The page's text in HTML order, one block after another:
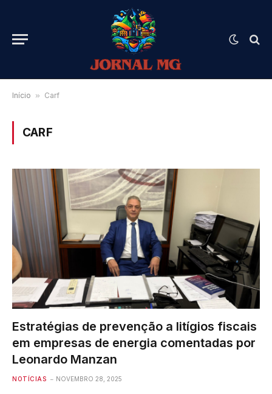
Início » Carf
CARF
Estratégias de prevenção a litígios fiscais
em empresas de energia comentadas por
Leonardo Manzan
NOTÍCIAS NOVEMBRO 28, 2025